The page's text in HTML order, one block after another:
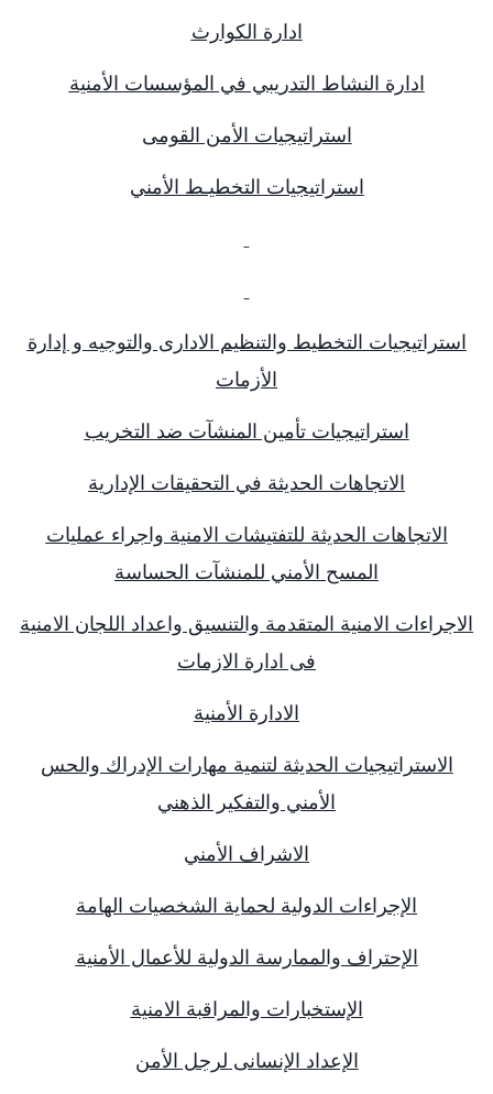
ادارة الكوارث
ادارة النشاط التدريبي في المؤسسات الأمنية
استراتيجيات الأمن القومى
استراتيجيات التخطيـط الأمني
استراتيجيات التخطيط والتنظيم الادارى والتوجيه و إدارة
الأزمات
استراتيجيات تأمين المنشآت ضد التخريب
الاتجاهات الحديثة في التحقيقات الإدارية
الاتجاهات الحديثة للتفتيشات الامنية واجراء عمليات
المسح الأمني للمنشآت الحساسة
الاجراءات الامنية المتقدمة والتنسيق واعداد اللجان الامنية
فى ادارة الازمات
الادارة الأمنية
الاستراتيجيات الحديثة لتنمية مهارات الإدراك والحس
الأمني والتفكير الذهني
الاشراف الأمني
الإجراءات الدولية لحماية الشخصيات الهامة
الإحتراف والممارسة الدولية للأعمال الأمنية
الإستخبارات والمراقبة الامنية
الإعداد الإنسانى لرجل الأمن